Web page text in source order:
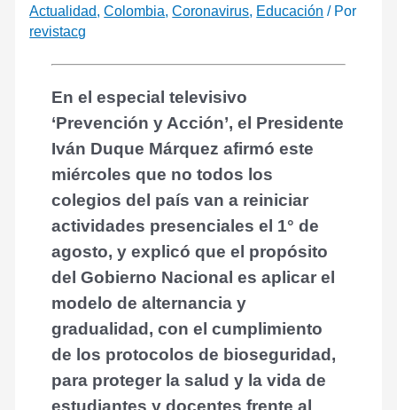
Actualidad,Colombia,Coronavirus, Educación / Por
revistacg
En el especial televisivo
‘Prevención y Acción’, el Presidente
Iván Duque Márquez afirmó este
miércoles que no todos los
colegios del país van a reiniciar
actividades presenciales el 1° de
agosto, y explicó que el propósito
del Gobierno Nacional es aplicar el
modelo de alternancia y
gradualidad, con el cumplimiento
de los protocolos de bioseguridad,
para proteger la salud y la vida de